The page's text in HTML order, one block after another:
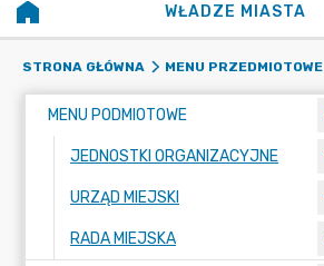
WŁADZE MIASTA
STRONA GŁÓWNA MENU PRZEDMIOTOWE
MENU PODMIOTOWE
JEDNOSTKI ORGANIZACYJNE
URZĄD MIEJSKI
RADA MIEJSKA